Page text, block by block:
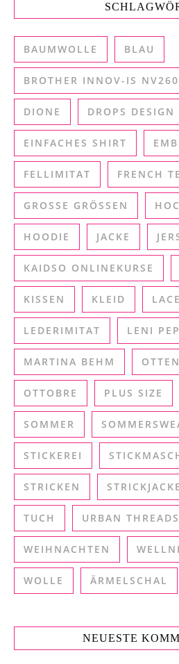
BAUMWOLLE BLAU
BROTHER INNOV-IS
DIONE DROPS DESIGN
EINFACHES SHIRT
FELLIMITAT FRENCH
GROSSE GRÖSSEN
HOODIE JACKE
KAIDSO ONLINEKURSE
KISSEN KLEID LACE
LEDERIMITAT LENI
MARTINA BEHM
OTTOBRE PLUS SIZE
SOMMER
STICKEREI
STRICKEN STRICKJACKE
TUCH URBAN THREADS
WEIHNACHTEN
WOLLE ÄRMELSCHAL
NEUESTE